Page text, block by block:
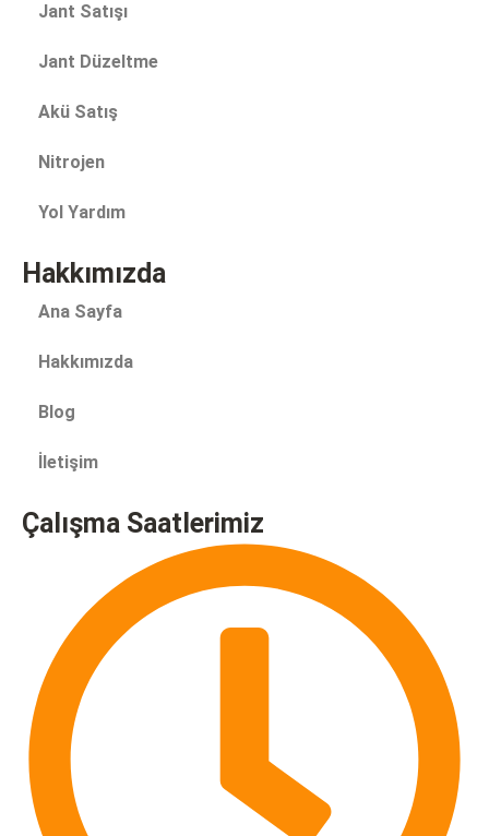
Jant Satışı
Jant Düzeltme
Akü Satış
Nitrojen
Yol Yardım
Hakkımızda
Ana Sayfa
Hakkımızda
Blog
İletişim
Çalışma Saatlerimiz